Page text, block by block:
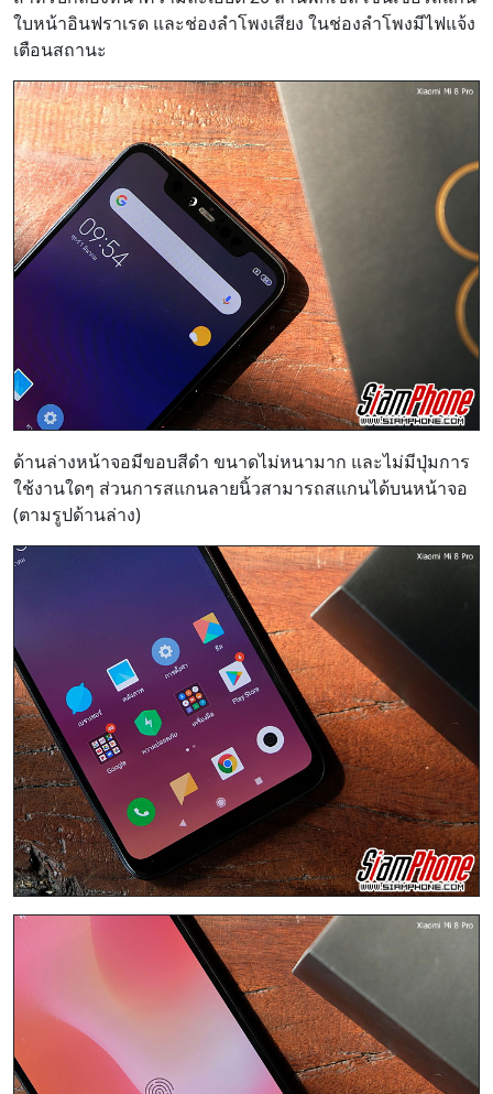
ใบหน้าอินฟราเรด และช่องลำโพงเสียง ในช่องลำโพงมีไฟแจ้ง
เตือนสถานะ
ด้านล่างหน้าจอมีขอบสีดำ ขนาดไม่หนามาก และไม่มีปุ่มการ
ใช้งานใดๆ ส่วนการสแกนลายนิ้วสามารถสแกนได้บนหน้าจอ
(ตามรูปด้านล่าง)